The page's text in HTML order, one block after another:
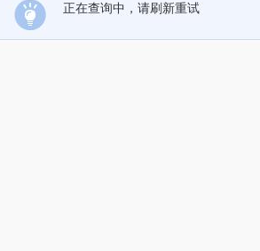
正在查询中，请刷新重试